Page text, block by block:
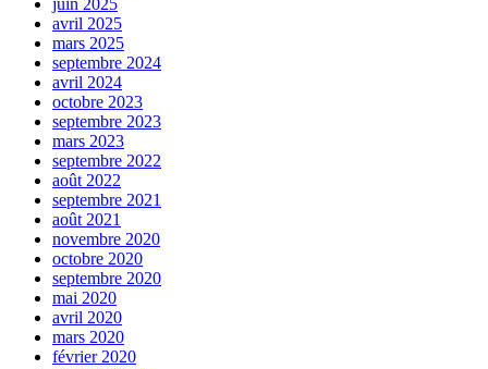
avril 2025
mars 2025
septembre 2024
avril 2024
octobre 2023
septembre 2023
mars 2023
septembre 2022
août 2022
septembre 2021
août 2021
novembre 2020
octobre 2020
septembre 2020
mai 2020
avril 2020
mars 2020
février 2020